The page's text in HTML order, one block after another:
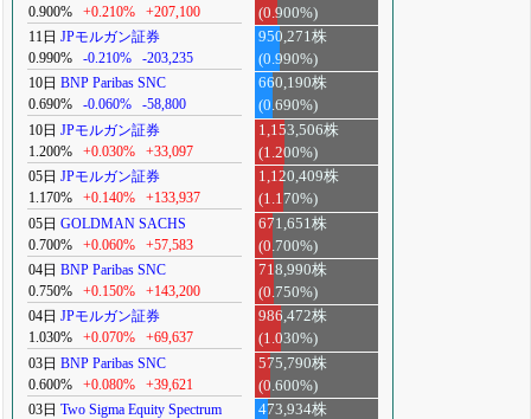
0.900%
+0.210% +207,100
(0.900%)
11日 JPモルガン証券
0.990%
-0.210% -203,235
950,271株
(0.990%)
10日 BNP Paribas SNC
0.690%
-0.060% -58,800
660,190株
(0.690%)
10日 JPモルガン証券
1.200%
+0.030% +33,097
1,153,506株
(1.200%)
05日 JPモルガン証券
1.170%
+0.140% +133,937
1,120,409株
(1.170%)
05日 GOLDMAN SACHS
0.700%
+0.060% +57,583
671,651株
(0.700%)
04日 BNP Paribas SNC
0.750%
+0.150% +143,200
718,990株
(0.750%)
04日 JPモルガン証券
1.030%
+0.070% +69,637
986,472株
(1.030%)
03日 BNP Paribas SNC
0.600%
+0.080% +39,621
575,790株
(0.600%)
03日 Two Sigma Equity Spectrum 473,934株